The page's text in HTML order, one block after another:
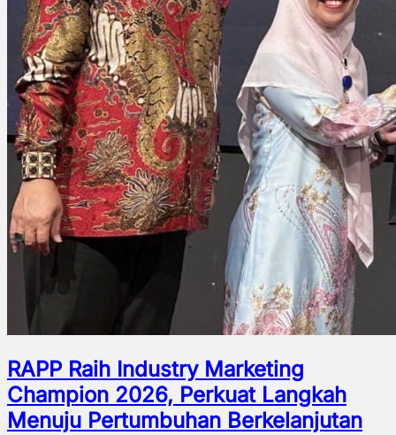
RAPP Raih Industry Marketing
Champion 2026, Perkuat Langkah
Menuju Pertumbuhan Berkelanjutan